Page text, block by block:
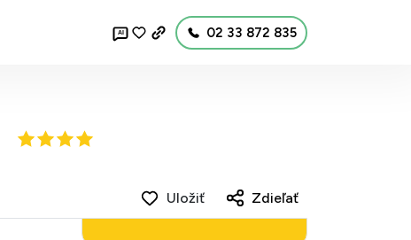
AI 02 33 872 835
Uložiť Zdieľať